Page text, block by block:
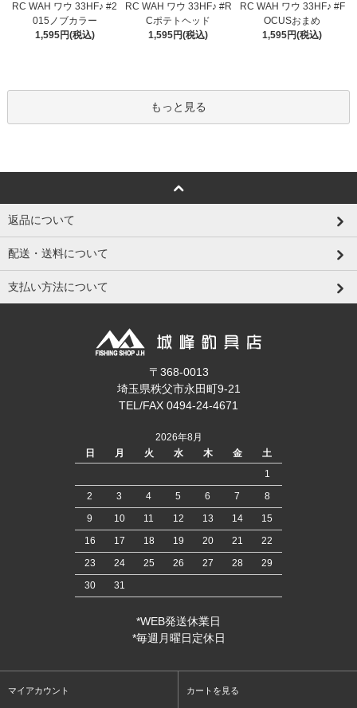
RC WAH ワウ 33HF♪ #2
015ノブカラー
1,595円(税込)
RC WAH ワウ 33HF♪ #R
Cポテトヘッド
1,595円(税込)
RC WAH ワウ 33HF♪ #F
OCUSおまめ
1,595円(税込)
もっと見る
返品について
配送・送料について
支払い方法について
〒368-0013
埼玉県秩父市永田町9-21
TEL/FAX 0494-24-4671
2026年8月
日
月 火 水 木 金
土
1
2
3 4 5 6 7
8
9
10 11 12 13 14
15
16
17 18 19 20 21
22
23
24 25 26 27 28
29
30
31
*WEB発送休業日
*毎週月曜日定休日
マイアカウント カートを見る